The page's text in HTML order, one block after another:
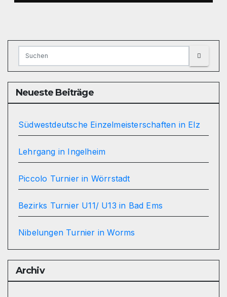
Neueste Beiträge
Südwestdeutsche Einzelmeisterschaften in Elz
Lehrgang in Ingelheim
Piccolo Turnier in Wörrstadt
Bezirks Turnier U11/ U13 in Bad Ems
Nibelungen Turnier in Worms
Archiv